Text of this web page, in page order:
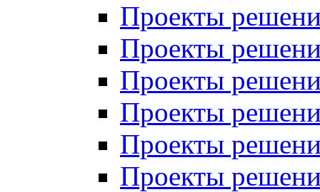
Проекты
Проекты
Проекты
Проекты
Проекты
Проекты